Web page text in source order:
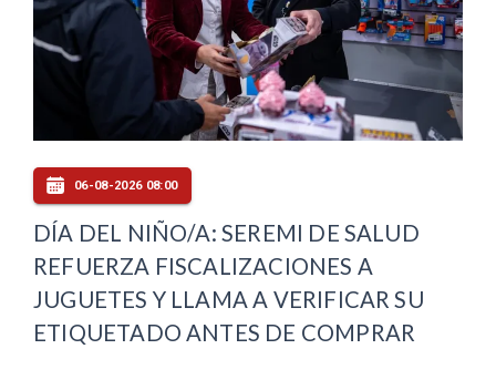
06-08-2026 08:00
DÍA DEL NIÑO/A: SEREMI DE SALUD
REFUERZA FISCALIZACIONES A
JUGUETES Y LLAMA A VERIFICAR SU
ETIQUETADO ANTES DE COMPRAR